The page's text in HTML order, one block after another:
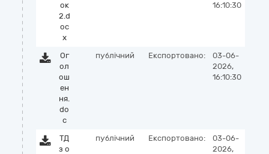
ок
2.d
oc
x
16:10:30
Ог
ол
ош
ен
ня.
do
c
публічний Експортовано:
03-06-
2026,
16:10:30
ТД
з о
публічний Експортовано:
03-06-
2026,